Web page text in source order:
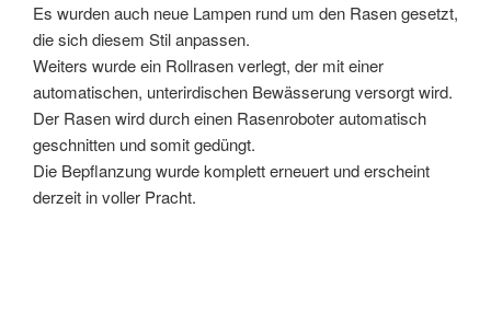
Es wurden auch neue Lampen rund um den Rasen gesetzt,
die sich diesem Stil anpassen.
Weiters wurde ein Rollrasen verlegt, der mit einer
automatischen, unterirdischen Bewässerung versorgt wird.
Der Rasen wird durch einen Rasenroboter automatisch
geschnitten und somit gedüngt.
Die Bepflanzung wurde komplett erneuert und erscheint
derzeit in voller Pracht.